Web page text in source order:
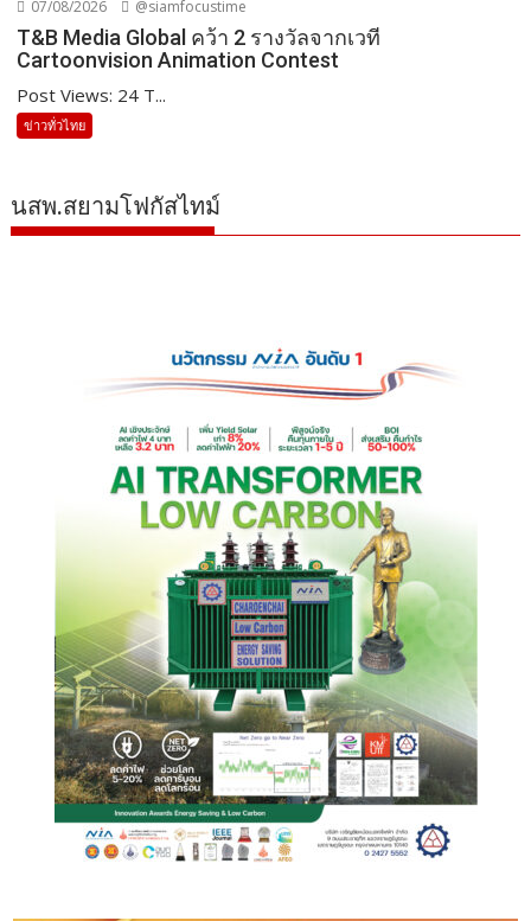
07/08/2026 @siamfocustime
T&B Media Global คว้า 2 รางวัลจากเวที
Cartoonvision Animation Contest
Post Views: 24 T...
ข่าวทั่วไทย
นสพ.สยามโฟกัสไทม์